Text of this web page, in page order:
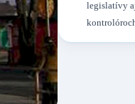
legislatívy